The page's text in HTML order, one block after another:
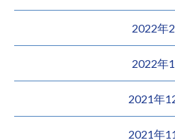
2022年
2022年
2021年
2021年